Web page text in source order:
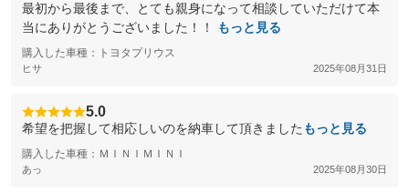
最初から最後まで、とても親身になって相談していただけて本
当にありがとうございました！！
もっと見る
購入した車種：トヨタプリウス
ヒサ 2025年08月31日
5.0
希望を把握して相応しいのを納車して頂きました もっと見る
購入した車種：ＭＩＮＩＭＩＮＩ
あっ 2025年08月30日